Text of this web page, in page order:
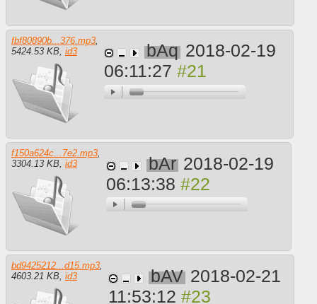
fbf80890b...376.mp3
5424.53 KB id3 bAq 2018-02-19
06:11:27
f150a624c...7e2.mp3
3304.13 KB id3 bAr 2018-02-19
06:13:38
bd9425212...d15.mp3,
4603.21 KB, id3 bAV 2018-02-21
11:53:12